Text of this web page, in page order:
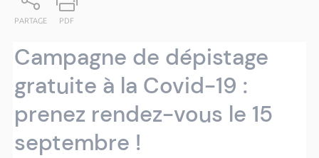
PARTAGE PDF
Campagne de dépistage
gratuite à la Covid-19 :
prenez rendez-vous le 15
septembre !